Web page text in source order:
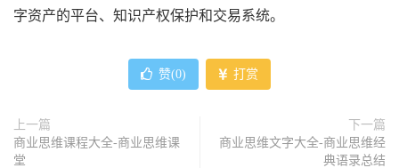
字资产的平台、知识产权保护和交易系统。
赞(0) 打赏
上一篇
商业思维课程大全-商业思维课
堂
下一篇
商业思维文字大全-商业思维经
典语录总结